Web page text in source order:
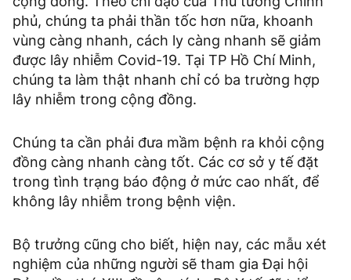
phủ, chúng ta phải thần tốc hơn nữa, khoanh
vùng càng nhanh, cách ly càng nhanh sẽ giảm
được lây nhiễm Covid-19. Tại TP Hồ Chí Minh,
chúng ta làm thật nhanh chỉ có ba trường hợp
lây nhiễm trong cộng đồng.
Chúng ta cần phải đưa mầm bệnh ra khỏi cộng
đồng càng nhanh càng tốt. Các cơ sở y tế đặt
trong tình trạng báo động ở mức cao nhất, để
không lây nhiễm trong bệnh viện.
Bộ trưởng cũng cho biết, hiện nay, các mẫu xét
nghiệm của những người sẽ tham gia Đại hội